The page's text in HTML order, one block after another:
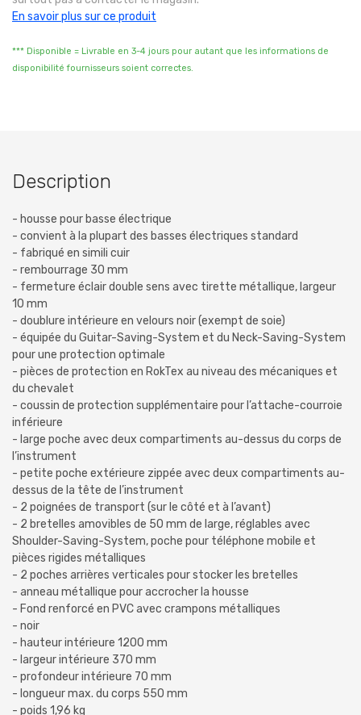
En savoir plus sur ce produit
*** Disponible = Livrable en 3-4 jours pour autant que les informations de
disponibilité fournisseurs soient correctes.
Description
- housse pour basse électrique
- convient à la plupart des basses électriques standard
- fabriqué en simili cuir
- rembourrage 30 mm
- fermeture éclair double sens avec tirette métallique, largeur
10 mm
- doublure intérieure en velours noir (exempt de soie)
- équipée du Guitar-Saving-System et du Neck-Saving-System
pour une protection optimale
- pièces de protection en RokTex au niveau des mécaniques et
du chevalet
- coussin de protection supplémentaire pour l’attache-courroie
inférieure
- large poche avec deux compartiments au-dessus du corps de
l’instrument
- petite poche extérieure zippée avec deux compartiments au-
dessus de la tête de l’instrument
- 2 poignées de transport (sur le côté et à l’avant)
- 2 bretelles amovibles de 50 mm de large, réglables avec
Shoulder-Saving-System, poche pour téléphone mobile et
pièces rigides métalliques
- 2 poches arrières verticales pour stocker les bretelles
- anneau métallique pour accrocher la housse
- Fond renforcé en PVC avec crampons métalliques
- noir
- hauteur intérieure 1200 mm
- largeur intérieure 370 mm
- profondeur intérieure 70 mm
- longueur max. du corps 550 mm
- poids 1,96 kg